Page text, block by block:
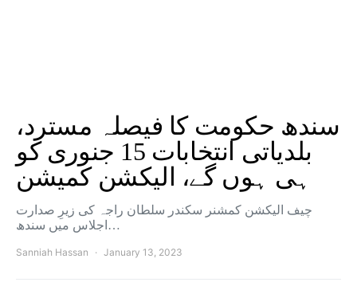
سندھ حکومت کا فیصلہ مسترد،
بلدیاتی انتخابات 15 جنوری کو
ہی ہوں گے، الیکشن کمیشن
چیف الیکشن کمشنر سکندر سلطان راجہ کی زیرِ صدارت
اجلاس میں سندھ…
Sanniah Hassan January 13, 2023